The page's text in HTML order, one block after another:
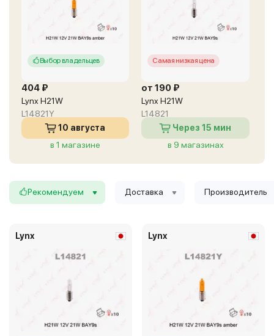
Выбор владельцев
404 ₽
Lynx H21W
L14821Y
10 августа
в 1 магазине
Самая низкая цена
от 190 ₽
Lynx H21W
L14821
Через 15 мин
в 9 магазинах
Рекомендуем Доставка Производитель
Lynx Lynx